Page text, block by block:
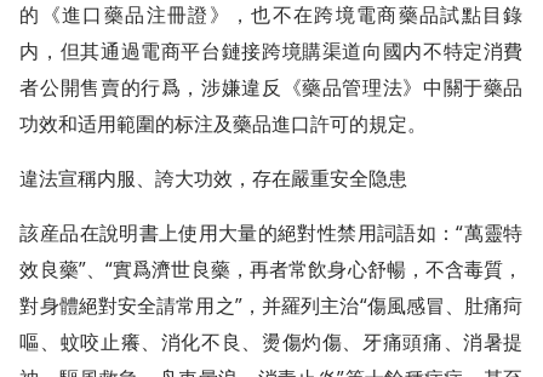
的《進口藥品注冊證》，也不在跨境電商藥品試點目錄
内，但其通過電商平台鏈接跨境購渠道向國内不特定消費
者公開售賣的行爲，涉嫌違反《藥品管理法》中關于藥品
功效和适用範圍的标注及藥品進口許可的規定。
違法宣稱内服、誇大功效，存在嚴重安全隐患
該産品在說明書上使用大量的絕對性禁用詞語如：“萬靈特
效良藥”、“實爲濟世良藥，再者常飲身心舒暢，不含毒質，
對身體絕對安全請常用之”，并羅列主治“傷風感冒、肚痛疴
嘔、蚊咬止癢、消化不良、燙傷灼傷、牙痛頭痛、消暑提